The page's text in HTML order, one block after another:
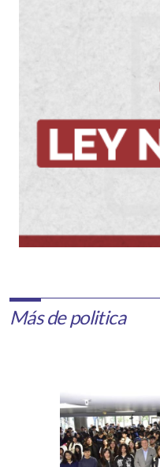
Más de politica